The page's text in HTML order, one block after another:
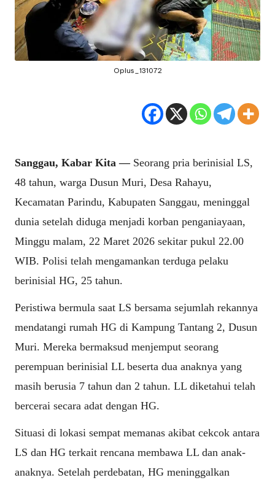
Oplus_131072
Sanggau, Kabar Kita — Seorang pria berinisial LS,
48 tahun, warga Dusun Muri, Desa Rahayu,
Kecamatan Parindu, Kabupaten Sanggau, meninggal
dunia setelah diduga menjadi korban penganiayaan,
Minggu malam, 22 Maret 2026 sekitar pukul 22.00
WIB. Polisi telah mengamankan terduga pelaku
berinisial HG, 25 tahun.
Peristiwa bermula saat LS bersama sejumlah rekannya
mendatangi rumah HG di Kampung Tantang 2, Dusun
Muri. Mereka bermaksud menjemput seorang
perempuan berinisial LL beserta dua anaknya yang
masih berusia 7 tahun dan 2 tahun. LL diketahui telah
bercerai secara adat dengan HG.
Situasi di lokasi sempat memanas akibat cekcok antara
LS dan HG terkait rencana membawa LL dan anak-
anaknya. Setelah perdebatan, HG meninggalkan